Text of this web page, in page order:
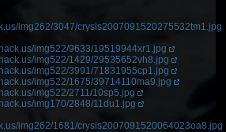
img262/3047/crysis2007091520275532tm1.jpg
img522/9633/19519944xr1.jpg
img522/1429/29535652vh8.jpg
img522/3991/71831955cp1.jpg
img522/1675/39714110ma9.jpg
img522/2711/10sp5.jpg
img170/2848/11du1.jpg
img262/1681/crysis2007091520064023oa8.jpg